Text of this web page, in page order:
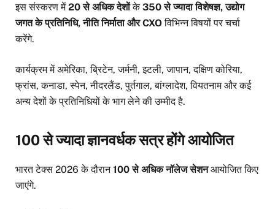
इस संस्करण में20 से अधिक देशोंके350 से ज्यादा विशेषज्ञ, उद्योग
जगत के प्रतिनिधि, नीति निर्माता और CXOविभिन्न विषयों पर चर्चा
करेंगे.
कार्यक्रम में अमेरिका, ब्रिटेन, जर्मनी, इटली, जापान, दक्षिण कोरिया,
फ्रांस, कनाडा, स्पेन, नीदरलैंड, पुर्तगाल, बांग्लादेश, वियतनाम और कई
अन्य देशों के प्रतिनिधियों के भाग लेने की उम्मीद है.
100 से ज्यादा ज्ञानवर्धक सत्र होंगे आयोजित
भारत टेक्स 2026 के दौरान100 से अधिक नॉलेज सेशनआयोजित किए
जाएंगे.